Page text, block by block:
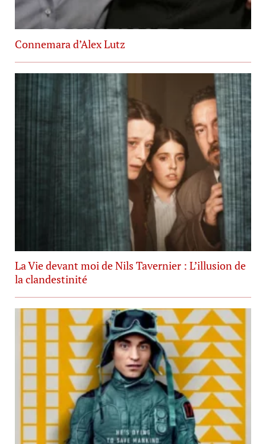
Connemara d’Alex Lutz
La Vie devant moi de Nils Tavernier : L’illusion de
la clandestinité